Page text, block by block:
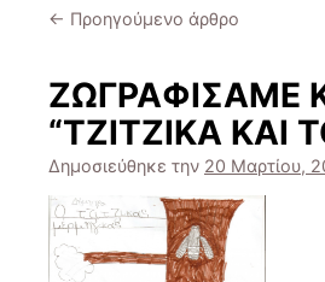
← Προηγούμενο άρθρο
ΖΩΓΡΑΦΙΣΑΜΕ
“ΤΖΙΤΖΙΚΑ
Δημοσιεύθηκε την 20 Μαρτίου,